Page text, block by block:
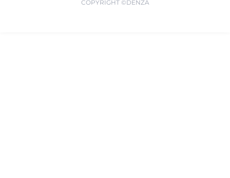
COPYRIGHT ©️DENZA